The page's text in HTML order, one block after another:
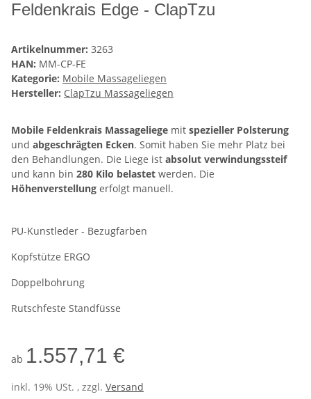
Feldenkrais Edge - ClapTzu
Artikelnummer: 3263
HAN: MM-CP-FE
Kategorie: Mobile Massageliegen
Hersteller: ClapTzu Massageliegen
Mobile Feldenkrais Massageliege mit spezieller Polsterung
und abgeschrägten Ecken. Somit haben Sie mehr Platz bei
den Behandlungen. Die Liege ist absolut verwindungssteif
und kann bin 280 Kilo belastet werden. Die
Höhenverstellung erfolgt manuell.
PU-Kunstleder - Bezugfarben
Kopfstütze ERGO
Doppelbohrung
Rutschfeste Standfüsse
ab 1.557,71 €
inkl. 19% USt. , zzgl. Versand